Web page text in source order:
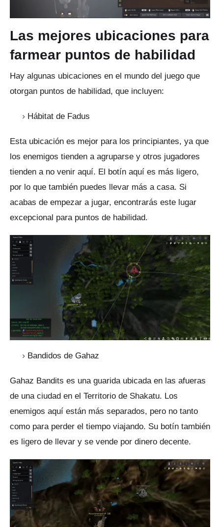
Las mejores ubicaciones para
farmear puntos de habilidad
Hay algunas ubicaciones en el mundo del juego que
otorgan puntos de habilidad, que incluyen:
Hábitat de Fadus
Esta ubicación es mejor para los principiantes, ya que
los enemigos tienden a agruparse y otros jugadores
tienden a no venir aquí. El botín aquí es más ligero,
por lo que también puedes llevar más a casa. Si
acabas de empezar a jugar, encontrarás este lugar
excepcional para puntos de habilidad.
Bandidos de Gahaz
Gahaz Bandits es una guarida ubicada en las afueras
de una ciudad en el Territorio de Shakatu. Los
enemigos aquí están más separados, pero no tanto
como para perder el tiempo viajando. Su botín también
es ligero de llevar y se vende por dinero decente.